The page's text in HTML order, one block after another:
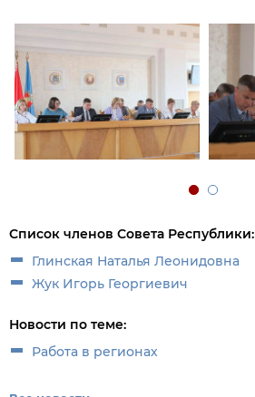
Список членов Совета Республики:
Глинская Наталья Леонидовна
Жук Игорь Георгиевич
Новости по теме:
Работа в регионах